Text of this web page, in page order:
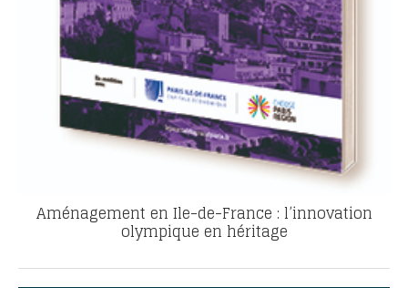
Aménagement en Ile-de-France : l’innovation
olympique en héritage